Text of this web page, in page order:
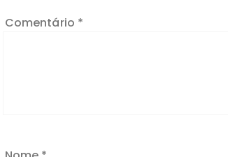
Comentário *